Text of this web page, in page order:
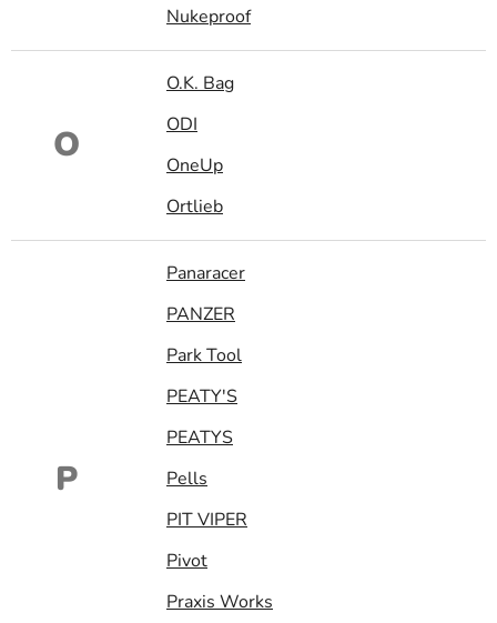
Nukeproof
O
O.K. Bag
ODI
OneUp
Ortlieb
P
Panaracer
PANZER
Park Tool
PEATY'S
PEATYS
Pells
PIT VIPER
Pivot
Praxis Works